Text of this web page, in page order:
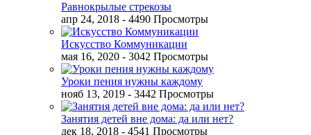
Равнокрылые стрекозы
апр 24, 2018 - 4490 Просмотры
Искусство Коммуникации
мая 16, 2020 - 3042 Просмотры
Уроки пения нужны каждому
нояб 13, 2019 - 3442 Просмотры
Занятия детей вне дома: да или нет?
дек 18, 2018 - 4541 Просмотры